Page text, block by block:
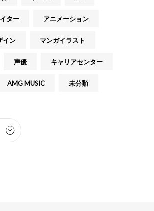
ター アニメーション
イン マンガイラスト
声優 キャリアセンター
AMG MUSIC 未分類